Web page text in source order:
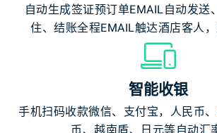
自动生成签证预订单EMAIL自动发送
住、结账全程EMAIL触达酒店客人
智能收银
手机扫码收款微信、支付宝，人民币